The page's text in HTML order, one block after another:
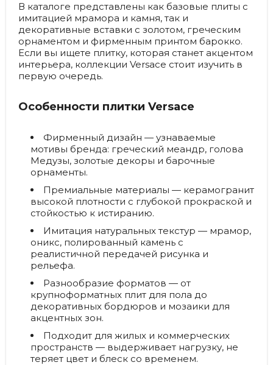
В каталоге представлены как базовые плиты с
имитацией мрамора и камня, так и
декоративные вставки с золотом, греческим
орнаментом и фирменным принтом барокко.
Если вы ищете плитку, которая станет акцентом
интерьера, коллекции Versace стоит изучить в
первую очередь.
Особенности плитки Versace
Фирменный дизайн — узнаваемые
мотивы бренда: греческий меандр, голова
Медузы, золотые декоры и барочные
орнаменты.
Премиальные материалы — керамогранит
высокой плотности с глубокой прокраской и
стойкостью к истиранию.
Имитация натуральных текстур — мрамор,
оникс, полированный камень с
реалистичной передачей рисунка и
рельефа.
Разнообразие форматов — от
крупноформатных плит для пола до
декоративных бордюров и мозаики для
акцентных зон.
Подходит для жилых и коммерческих
пространств — выдерживает нагрузку, не
теряет цвет и блеск со временем.